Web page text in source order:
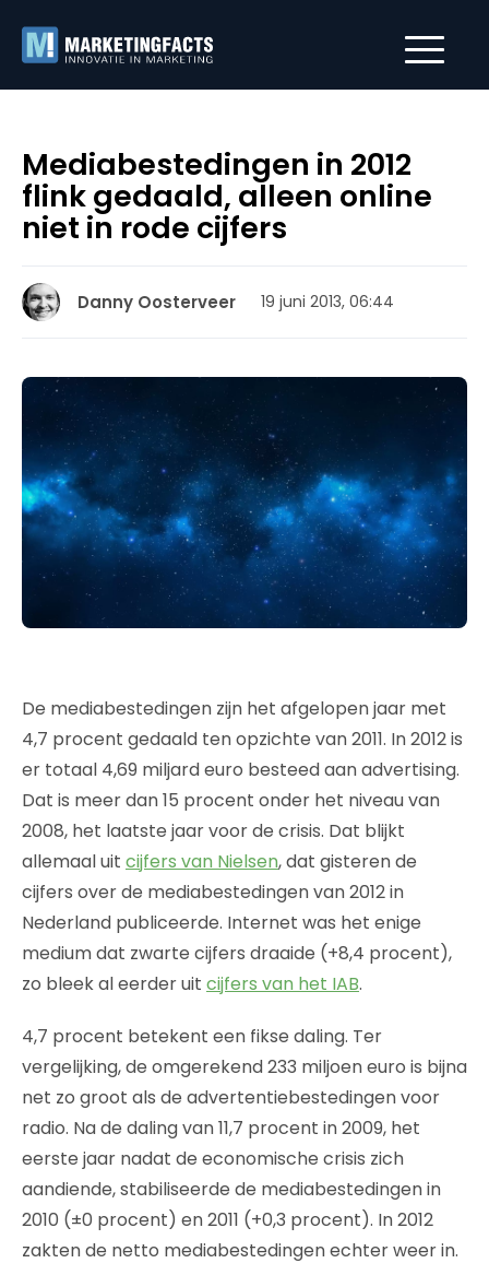
Mediabestedingen in 2012
flink gedaald, alleen online
niet in rode cijfers
Danny Oosterveer 19 juni 2013, 06:44
De mediabestedingen zijn het afgelopen jaar met
4,7 procent gedaald ten opzichte van 2011. In 2012 is
er totaal 4,69 miljard euro besteed aan advertising.
Dat is meer dan 15 procent onder het niveau van
2008, het laatste jaar voor de crisis. Dat blijkt
allemaal uit cijfers van Nielsen, dat gisteren de
cijfers over de mediabestedingen van 2012 in
Nederland publiceerde. Internet was het enige
medium dat zwarte cijfers draaide (+8,4 procent),
zo bleek al eerder uit cijfers van het IAB.
4,7 procent betekent een fikse daling. Ter
vergelijking, de omgerekend 233 miljoen euro is bijna
net zo groot als de advertentiebestedingen voor
radio. Na de daling van 11,7 procent in 2009, het
eerste jaar nadat de economische crisis zich
aandiende, stabiliseerde de mediabestedingen in
2010 (±0 procent) en 2011 (+0,3 procent). In 2012
zakten de netto mediabestedingen echter weer in.